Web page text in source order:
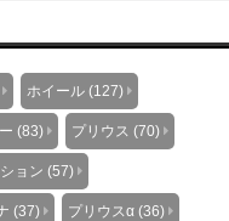
ホイール (127)
(83) プリウス (70)
ョン (57)
(37) プリウスα (36)